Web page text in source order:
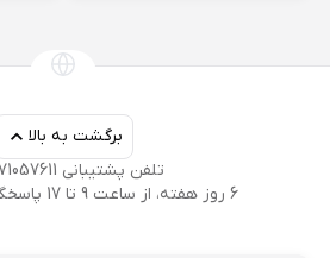
تلفن پشتیبانی 71057611 - 021
6 روز هفته، از ساعت 9 تا 17 پاسخگوی شما هستیم
برگشت به بالا